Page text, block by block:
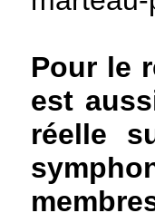
Pour le
est
réelle